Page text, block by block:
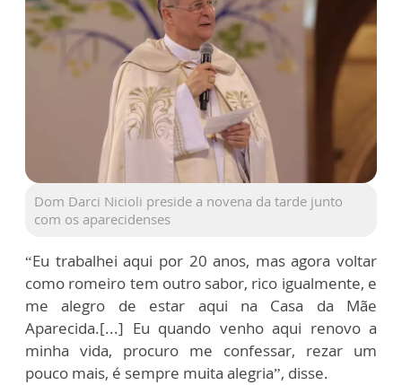
Dom Darci Nicioli preside a novena da tarde junto
com os aparecidenses
“Eu trabalhei aqui por 20 anos, mas agora voltar
como romeiro tem outro sabor, rico igualmente, e
me alegro de estar aqui na Casa da Mãe
Aparecida.[...] Eu quando venho aqui renovo a
minha vida, procuro me confessar, rezar um
pouco mais, é sempre muita alegria”, disse.